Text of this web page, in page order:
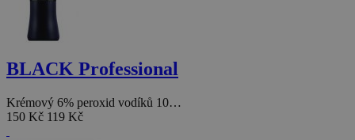
BLACK Professional
Krémový 6% peroxid vodíků 10…
150 Kč 119 Kč